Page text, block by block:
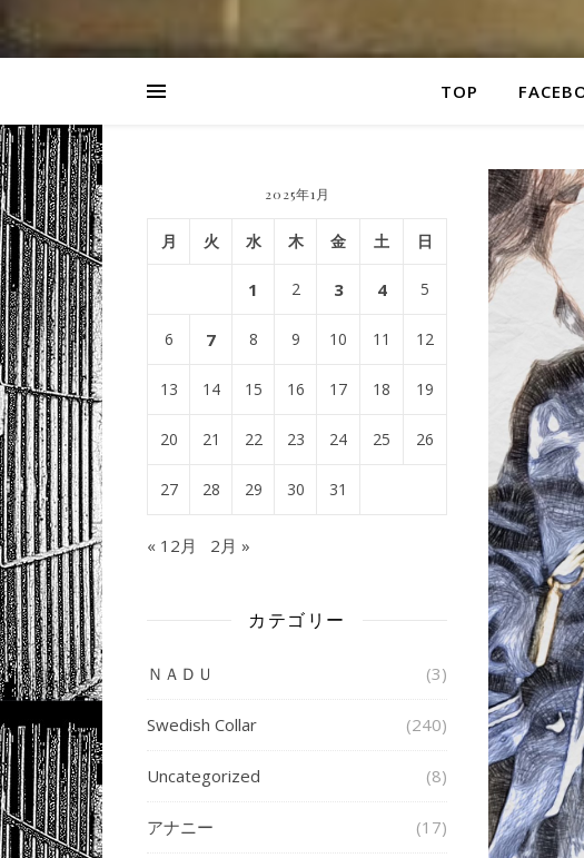
TOP
2025年1月
月 火 水 木 金 土 日
1 2 3 4 5
6 7 8 9 10 11 12
13 14 15 16 17 18 19
20 21 22 23 24 25 26
27 28 29 30 31
« 12月 2月 »
カテゴリー
ＮＡＤＵ (3)
Swedish Collar (240)
Uncategorized (8)
アナニー (17)